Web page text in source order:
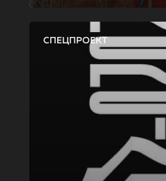
СПЕЦПРОЕКТ